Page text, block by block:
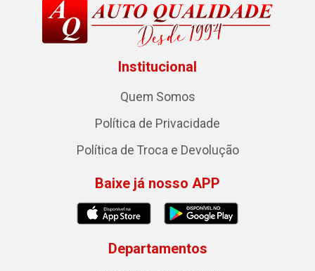
Institucional
Quem Somos
Política de Privacidade
Política de Troca e Devolução
Baixe já nosso APP
Departamentos